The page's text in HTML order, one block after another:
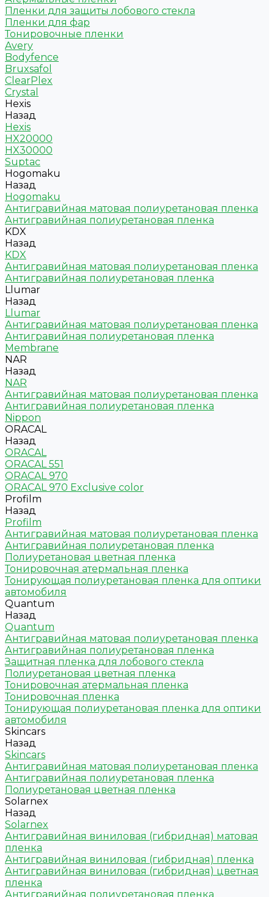
Пленки для защиты лобового стекла
Пленки для фар
Тонировочные пленки
Avery
Bodyfence
Bruxsafol
ClearPlex
Crystal
Hexis
Назад
Hexis
HX20000
HX30000
Suptac
Hogomaku
Назад
Hogomaku
Антигравийная матовая полиуретановая пленка
Антигравийная полиуретановая пленка
KDX
Назад
KDX
Антигравийная матовая полиуретановая пленка
Антигравийная полиуретановая пленка
Llumar
Назад
Llumar
Антигравийная матовая полиуретановая пленка
Антигравийная полиуретановая пленка
Membrane
NAR
Назад
NAR
Антигравийная матовая полиуретановая пленка
Антигравийная полиуретановая пленка
Nippon
ORACAL
Назад
ORACAL
ORACAL 551
ORACAL 970
ORACAL 970 Exclusive color
Profilm
Назад
Profilm
Антигравийная матовая полиуретановая пленка
Антигравийная полиуретановая пленка
Полиуретановая цветная пленка
Тонировочная атермальная пленка
Тонирующая полиуретановая пленка для оптики
автомобиля
Quantum
Назад
Quantum
Антигравийная матовая полиуретановая пленка
Антигравийная полиуретановая пленка
Защитная пленка для лобового стекла
Полиуретановая цветная пленка
Тонировочная атермальная пленка
Тонировочная пленка
Тонирующая полиуретановая пленка для оптики
автомобиля
Skincars
Назад
Skincars
Антигравийная матовая полиуретановая пленка
Антигравийная полиуретановая пленка
Полиуретановая цветная пленка
Solarnex
Назад
Solarnex
Антигравийная виниловая (гибридная) матовая
пленка
Антигравийная виниловая (гибридная) пленка
Антигравийная виниловая (гибридная) цветная
пленка
Антигравийная полиуретановая пленка